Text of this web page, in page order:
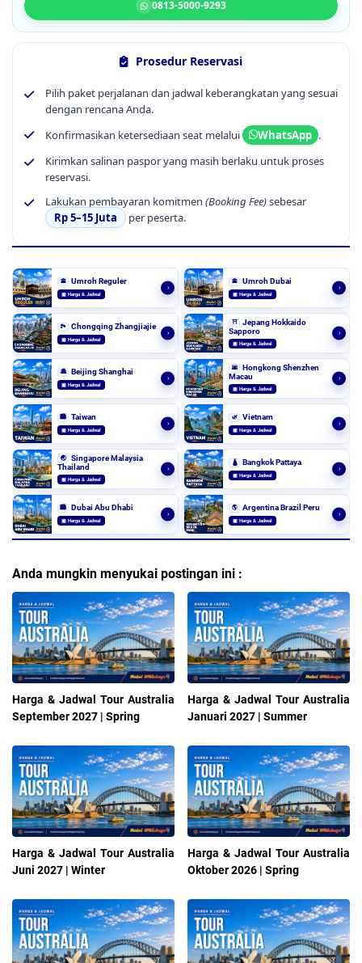
0813-5000-9293
Prosedur Reservasi
Pilih paket perjalanan dan jadwal keberangkatan yang sesuai
dengan rencana Anda.
Konfirmasikan ketersediaan seat melalui
WhatsApp .
Kirimkan salinan paspor yang masih berlaku untuk proses
reservasi.
Lakukan pembayaran komitmen (Booking Fee)sebesar
Rp 5–15 Juta
per peserta.
🕋 Umroh Reguler
▣ Harga & Jadwal
›
🕋 Umroh Dubai
▣ Harga & Jadwal
›
🏞️ Chongqing Zhangjiajie
▣ Harga & Jadwal
›
⛩️
Jepang Hokkaido
Sapporo
▣ Harga & Jadwal
›
🏯 Beijing Shanghai
▣ Harga & Jadwal
›
🌆
Hongkong Shenzhen
Macau
▣ Harga & Jadwal
›
🏙️ Taiwan
▣ Harga & Jadwal
›
🌿 Vietnam
▣ Harga & Jadwal
›
🌏
Singapore Malaysia
Thailand
▣ Harga & Jadwal
›
🛕 Bangkok Pattaya
▣ Harga & Jadwal
›
🏙️ Dubai Abu Dhabi
▣ Harga & Jadwal
›
🌎 Argentina Brazil Peru
▣ Harga & Jadwal
›
Anda mungkin menyukai postingan ini :
Harga & Jadwal Tour Australia
September 2027 | Spring
Harga & Jadwal Tour Australia
Januari 2027 | Summer
Harga & Jadwal Tour Australia
Juni 2027 | Winter
Harga & Jadwal Tour Australia
Oktober 2026 | Spring